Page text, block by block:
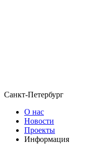
Санкт-Петербург
О нас
Новости
Проекты
Информация